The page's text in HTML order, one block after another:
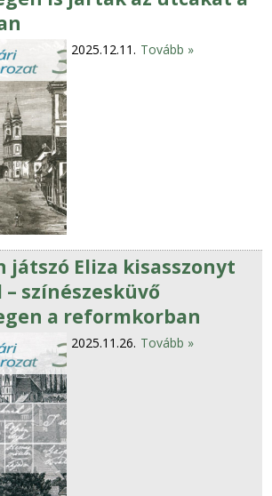
2025.12.11. Tovább »
játszó Eliza kisasszonyt
színészesküvő
a reformkorban
2025.11.26. Tovább »